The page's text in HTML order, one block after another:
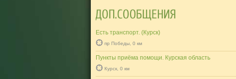
Есть транспорт. (Курск)
пр Победы, 0 км
Пункты приёма помощи. Курская область
Курск, 0 км